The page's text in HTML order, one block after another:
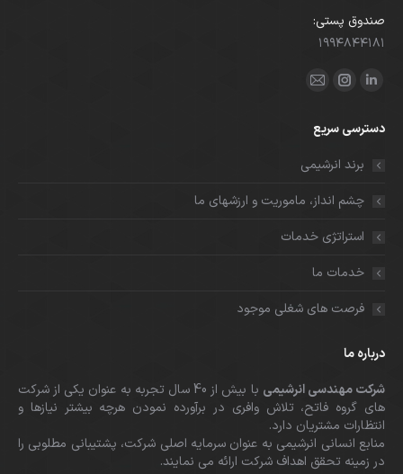
صندوق پستی:
۱۹۹۴۸۴۴۱۸۱
ما را دنبال کنید در:
لینکدین
کردن
برگه
پنجره
جدید
اینستاگرام
کردن
برگه
پنجره
جدید
ایمیل
کردن
برگه
پنجره
جدید
دسترسی سریع
برند انرشیمی
چشم انداز، ماموریت و ارزشهای ما
استراتژی خدمات
خدمات ما
فرصت های شغلی موجود
درباره ما
شرکت مهندسی انرشیمی
با بیش از 40 سال تجربه به عنوان یکی از شرکت
های گروه فاتح، تلاش وافری در برآورده نمودن هرچه بیشتر نیازها و
انتظارات مشتریان دارد.
منابع انسانی انرشیمی به عنوان سرمایه اصلی شرکت، پشتیبانی مطلوبی را
در زمینه تحقق اهداف شرکت ارائه می نمایند.